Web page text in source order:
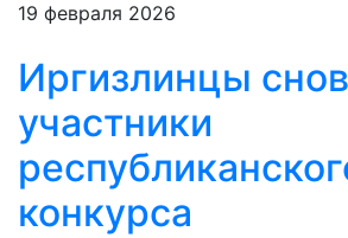
19 февраля 2026
Иргизлинцы
участники
конкурса